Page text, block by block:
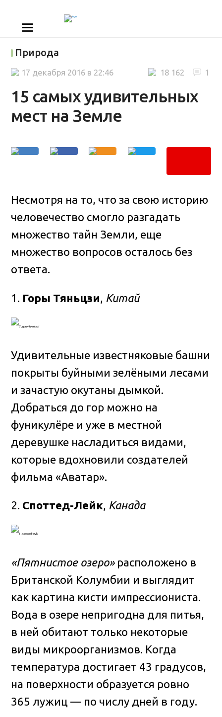
Природа
15 самых удивительных
мест на Земле
1
18 162
17 декабря 2016 в 22:46
Несмотря на то, что за свою историю
человечество смогло разгадать
множество тайн Земли, еще
множество вопросов осталось без
ответа.
1. Горы Тяньцзи, Китай
Удивительные известняковые башни
покрыты буйными зелёными лесами
и зачастую окутаны дымкой.
Добраться до гор можно на
фуникулёре и уже в местной
деревушке насладиться видами,
которые вдохновили создателей
фильма «Аватар».
2. Споттед-Лейк, Канада
«Пятнистое озеро»расположено в
Британской Колумбии и выглядит
как картина кисти импрессиониста.
Вода в озере непригодна для питья,
в ней обитают только некоторые
виды микроорганизмов. Когда
температура достигает 43 градусов,
на поверхности образуется ровно
365 лужиц — по числу дней в году.